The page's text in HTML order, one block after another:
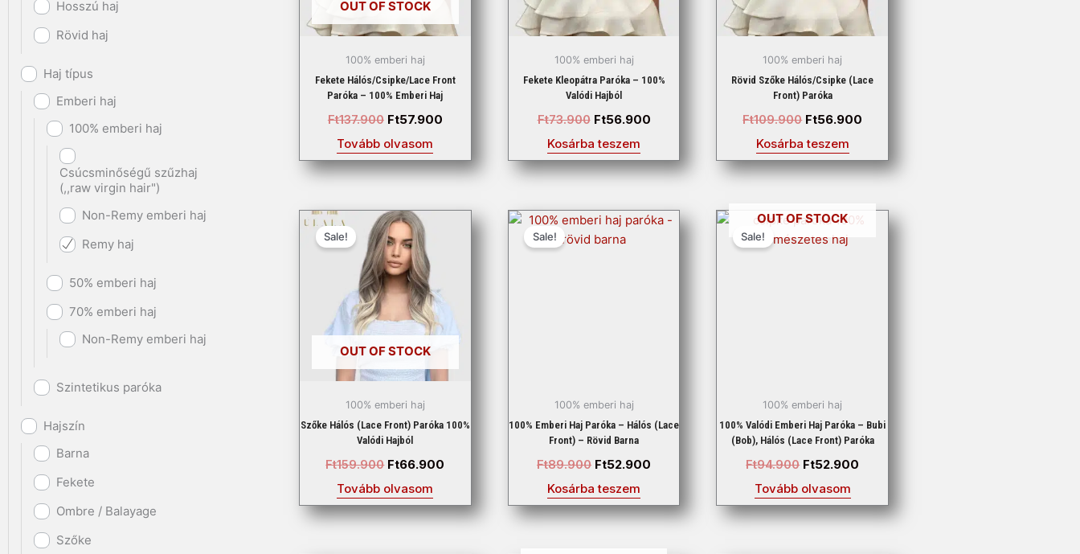
Hosszú haj
Rövid haj
Haj típus
Emberi haj
100% emberi haj
Csúcsminőségű szűzhaj
(,,raw virgin hair")
Non-Remy emberi haj
Remy haj
50% emberi haj
70% emberi haj
Non-Remy emberi haj
Szintetikus paróka
Hajszín
Barna
Fekete
Ombre / Balayage
Szőke
OUT OF STOCK
100% emberi haj
Fekete Hálós/Csipke/Lace Front
Paróka – 100% Emberi Haj
Ft137.900 Ft57.900
Tovább olvasom
100% emberi haj
Fekete Kleopátra Paróka – 100%
Valódi Hajból
Ft73.900 Ft56.900
Kosárba teszem
100% emberi haj
Rövid Szőke Hálós/csipke (lace
Front) Paróka
Ft109.900 Ft56.900
Kosárba teszem
OUT OF STOCK
Sale!
100% emberi haj
Szőke Hálós (lace Front) Paróka 100%
Valódi Hajból
Ft159.900
Original
price
was:
Ft159.900.
Ft66.900
Current
Tovább olvasom
Sale!
100% emberi haj
100% Emberi Haj Paróka – Hálós (lace
Front) – Rövid Barna
Ft89.900
Original
price
Ft52.900
Current
Kosárba teszem
OUT OF STOCK
Sale!
100% emberi haj
100% Valódi Emberi Haj Paróka – Bubi
(bob), Hálós (lace Front) Paróka
Ft94.900
Original
price
Ft52.900
Current
Tovább olvasom